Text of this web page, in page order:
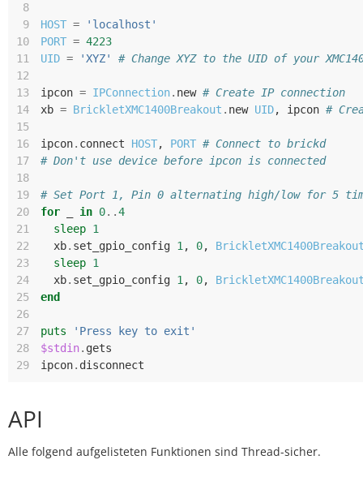
8
9
HOST =
'localhost'
10
PORT = 4223
11
UID = 'XYZ'
# Change XYZ to the UID of your
12
13
ipcon = IPConnection. new # Create IP connection
14
xb = BrickletXMC1400Breakout . new UID, ipcon #
15
16
ipcon. connect HOST, PORT # Connect to brickd
17
# Don't use device before ipcon is connected
18
19
# Set Port 1, Pin 0 alternating high/low for 5
20
for in 0..4
21
sleep 1
22
xb. set_gpio_config 1 , 0,
23
sleep 1
24
xb. set_gpio_config 1 , 0,
25
end
26
27
puts
'Press key to exit'
28
$stdin. gets
29
ipcon. disconnect
API
Alle folgend aufgelisteten Funktionen sind Thread-sicher.